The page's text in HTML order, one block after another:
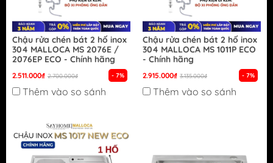
Chậu rửa chén bát 2 hố inox
304 MALLOCA MS 2076E /
2076EP ECO - Chính hãng
2.511.000₫ 2.700.000₫ - 7%
Thêm vào so sánh
Chậu rửa chén bát 2 hố inox
304 MALLOCA MS 1011P ECO
- Chính hãng
2.915.000₫ 3.135.000₫ - 7%
Thêm vào so sánh